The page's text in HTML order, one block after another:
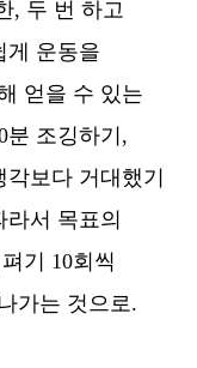
, 두 번 하고
게 운동을
얻을 수 있는
분 조깅하기,
보다 거대했기
서 목표의
기 10회씩
가는 것으로.